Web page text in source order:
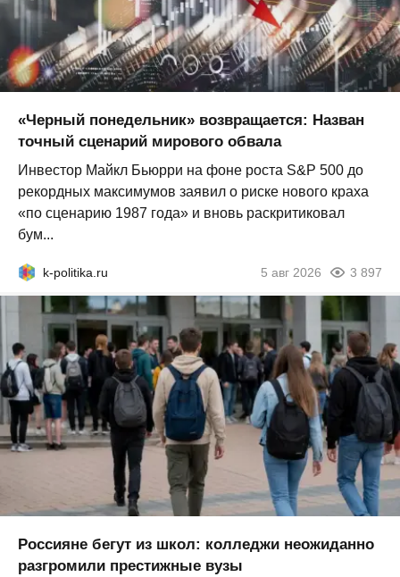
«Черный понедельник» возвращается: Назван
точный сценарий мирового обвала
Инвестор Майкл Бьюрри на фоне роста S&P 500 до
рекордных максимумов заявил о риске нового краха
«по сценарию 1987 года» и вновь раскритиковал
бум...
k-politika.ru 5 авг 2026 3 897
Россияне бегут из школ: колледжи неожиданно
разгромили престижные вузы